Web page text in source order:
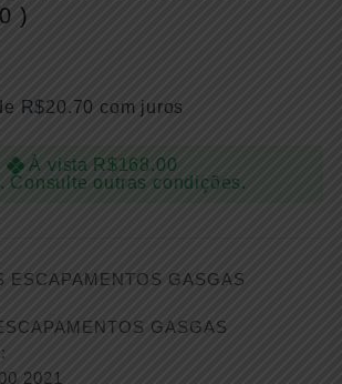
)
R$20.70 com juros
À vista R$168.00
Consulte outras condições.
GASGAS
2021